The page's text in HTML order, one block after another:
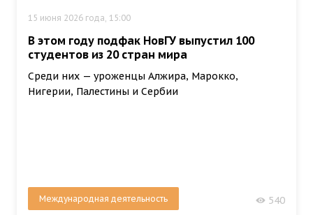
15 июня 2026 года, 15:00
В этом году подфак НовГУ выпустил 100
студентов из 20 стран мира
Среди них — уроженцы Алжира, Марокко,
Нигерии, Палестины и Сербии
Международная деятельность 540